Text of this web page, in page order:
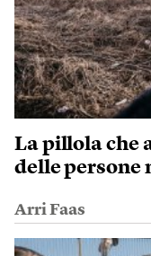
La pillola che
delle persone
Arri Faas